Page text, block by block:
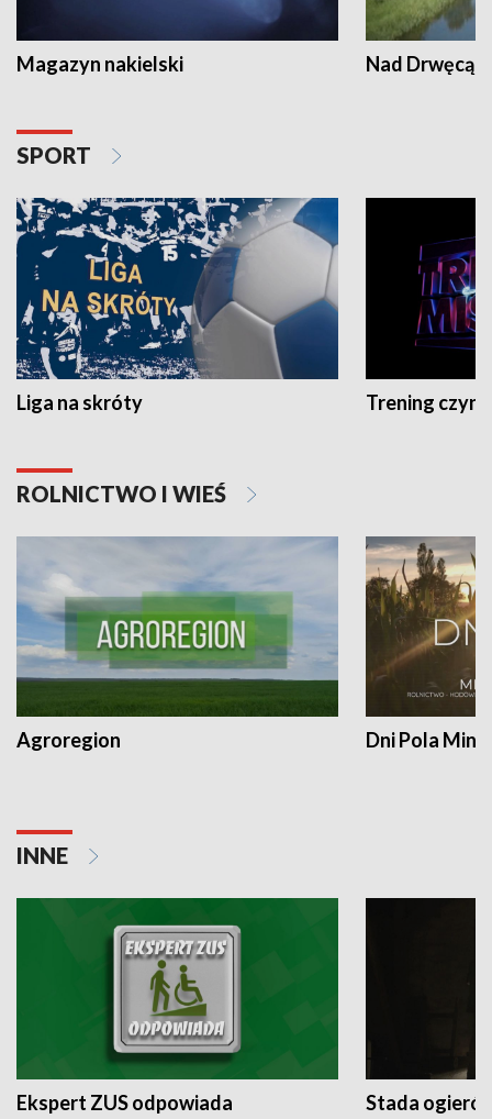
Magazyn nakielski Nad Drwęcą
SPORT
Liga na skróty Trening czyni
ROLNICTWO I WIEŚ
Agroregion Dni Pola
INNE
Ekspert ZUS odpowiada Stada